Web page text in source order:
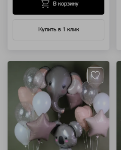
Купить в 1 клик
В корзину